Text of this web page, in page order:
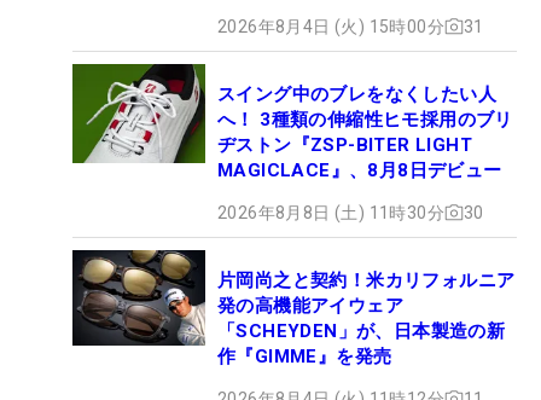
2026年8月4日 (火) 15時00分 31
スイング中のブレをなくしたい人
へ！ 3種類の伸縮性ヒモ採用のブリ
ヂストン『ZSP-BITER LIGHT
MAGICLACE』、8月8日デビュー
2026年8月8日 (土) 11時30分 30
片岡尚之と契約！米カリフォルニア
発の高機能アイウェア
「SCHEYDEN」が、日本製造の新
作『GIMME』を発売